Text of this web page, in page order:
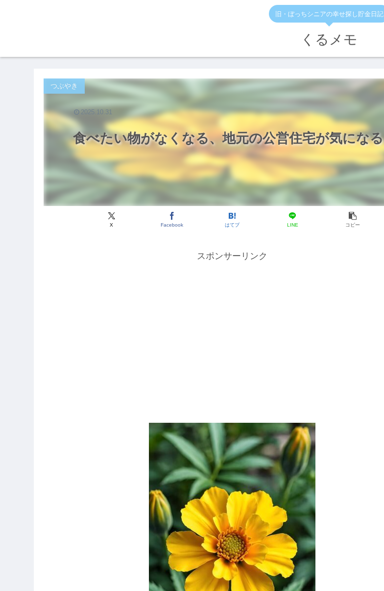
旧・ぼっちシニアの幸せ探し貯金日記
くるメモ
食べたい物がなくなる、地元の公営住宅が気になる
つぶやき
X Facebook はてブ LINE コピー
2025.10.31
スポンサーリンク